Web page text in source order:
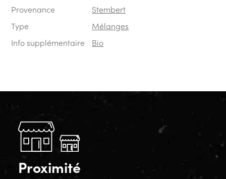
Provenance
Stembert
Type
Mélanges
Info supplémentaire
Bio
Proximité